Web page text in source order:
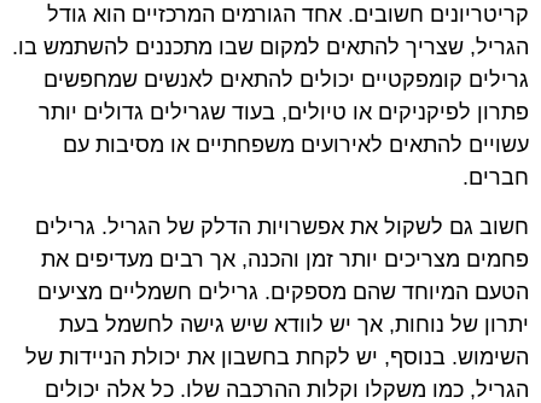
קריטריונים חשובים. אחד הגורמים המרכזיים הוא גודל
הגריל, שצריך להתאים למקום שבו מתכננים להשתמש בו.
גרילים קומפקטיים יכולים להתאים לאנשים שמחפשים
פתרון לפיקניקים או טיולים, בעוד שגרילים גדולים יותר
עשויים להתאים לאירועים משפחתיים או מסיבות עם
חברים.
חשוב גם לשקול את אפשרויות הדלק של הגריל. גרילים
פחמים מצריכים יותר זמן והכנה, אך רבים מעדיפים את
הטעם המיוחד שהם מספקים. גרילים חשמליים מציעים
יתרון של נוחות, אך יש לוודא שיש גישה לחשמל בעת
השימוש. בנוסף, יש לקחת בחשבון את יכולת הניידות של
הגריל, כמו משקלו וקלות ההרכבה שלו. כל אלה יכולים